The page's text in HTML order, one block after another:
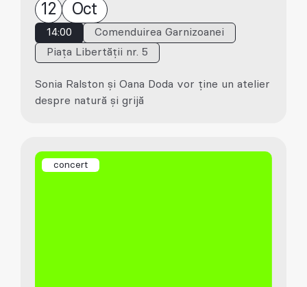
12 Oct
14:00
Comenduirea Garnizoanei
Piața Libertății nr. 5
Sonia Ralston și Oana Doda vor ține un atelier
despre natură și grijă
concert